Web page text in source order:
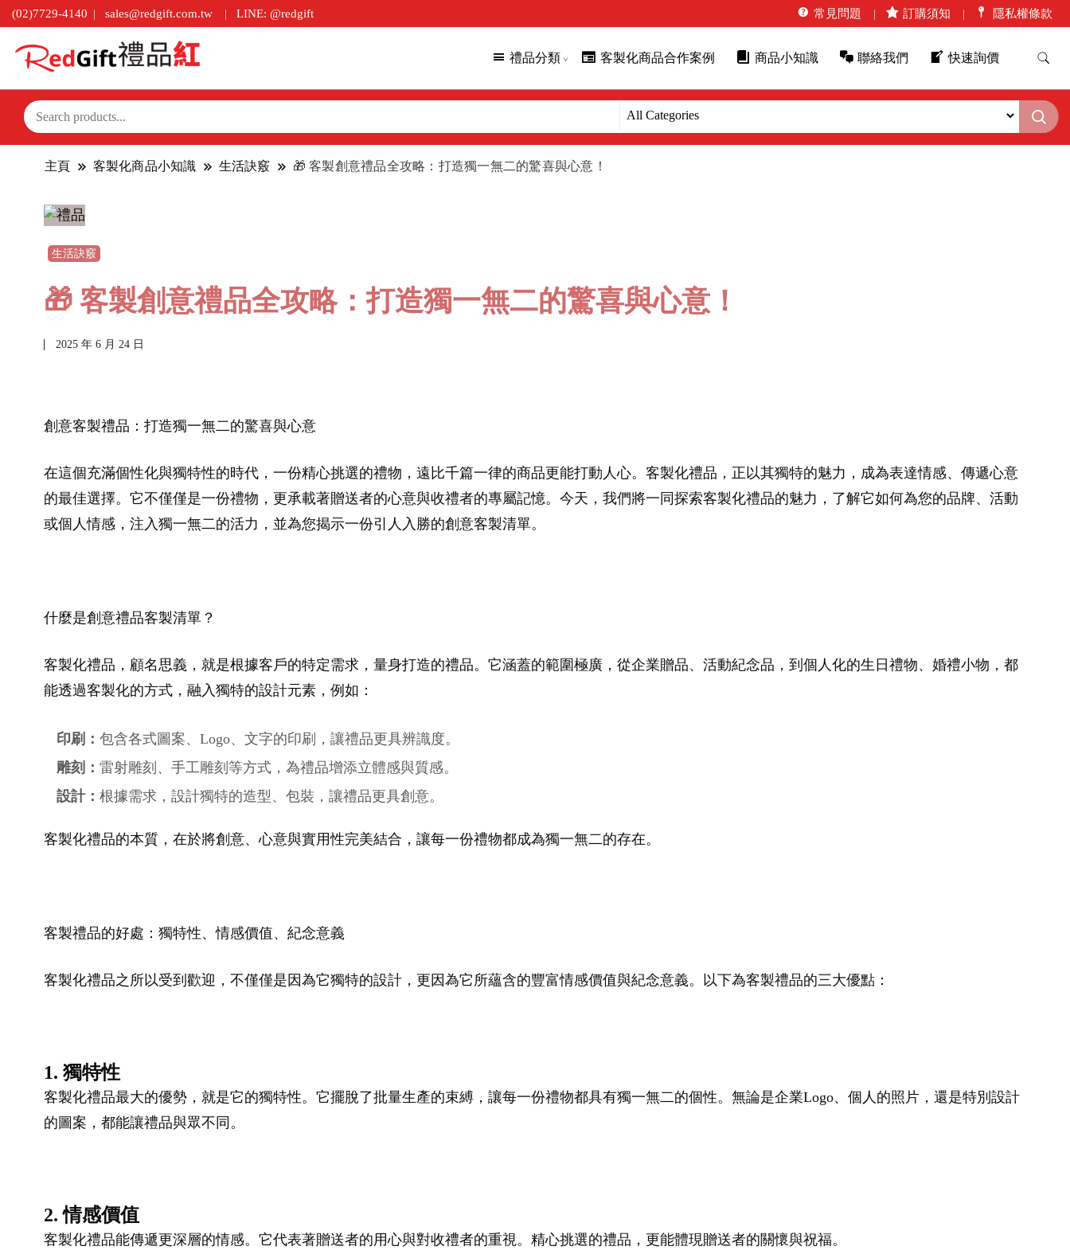
(02)7729-4140 sales@redgift.com.tw LINE: @redgift 常見問題 訂購須知 隱私權條款
禮品分類 客製化商品合作案例 商品小知識 聯絡我們 快速詢價
主頁 客製化商品小知識 生活訣竅 🎁 客製創意禮品全攻略：打造獨一無二的驚喜與心意！
生活訣竅
🎁 客製創意禮品全攻略：打造獨一無二的驚喜與心意！
2025 年 6 月 24 日
創意客製禮品：打造獨一無二的驚喜與心意
在這個充滿個性化與獨特性的時代，一份精心挑選的禮物，遠比千篇一律的商品更能打動人心。客製化禮品，正以其獨特的魅力，成為表達情感、傳遞心意
的最佳選擇。它不僅僅是一份禮物，更承載著贈送者的心意與收禮者的專屬記憶。今天，我們將一同探索客製化禮品的魅力，了解它如何為您的品牌、活動
或個人情感，注入獨一無二的活力，並為您揭示一份引人入勝的創意客製清單。
什麼是創意禮品客製清單？
客製化禮品，顧名思義，就是根據客戶的特定需求，量身打造的禮品。它涵蓋的範圍極廣，從企業贈品、活動紀念品，到個人化的生日禮物、婚禮小物，都
能透過客製化的方式，融入獨特的設計元素，例如：
印刷： 包含各式圖案、Logo、文字的印刷，讓禮品更具辨識度。
雕刻： 雷射雕刻、手工雕刻等方式，為禮品增添立體感與質感。
設計： 根據需求，設計獨特的造型、包裝，讓禮品更具創意。
客製化禮品的本質，在於將創意、心意與實用性完美結合，讓每一份禮物都成為獨一無二的存在。
客製禮品的好處：獨特性、情感價值、紀念意義
客製化禮品之所以受到歡迎，不僅僅是因為它獨特的設計，更因為它所蘊含的豐富情感價值與紀念意義。以下為客製禮品的三大優點：
1. 獨特性
客製化禮品最大的優勢，就是它的獨特性。它擺脫了批量生產的束縛，讓每一份禮物都具有獨一無二的個性。無論是企業Logo、個人的照片，還是特別設計
的圖案，都能讓禮品與眾不同。
2. 情感價值
客製化禮品能傳遞更深層的情感。它代表著贈送者的用心與對收禮者的重視。精心挑選的禮品，更能體現贈送者的關懷與祝福。